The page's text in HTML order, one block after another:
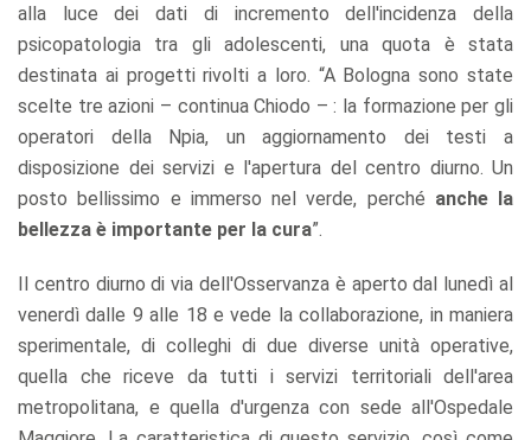
alla luce dei dati di incremento dell'incidenza della
psicopatologia tra gli adolescenti, una quota è stata
destinata ai progetti rivolti a loro. “A Bologna sono state
scelte tre azioni – continua Chiodo – : la formazione per gli
operatori della Npia, un aggiornamento dei testi a
disposizione dei servizi e l'apertura del centro diurno. Un
posto bellissimo e immerso nel verde, perché anche la
bellezza è importante per la cura”.
Il centro diurno di via dell'Osservanza è aperto dal lunedì al
venerdì dalle 9 alle 18 e vede la collaborazione, in maniera
sperimentale, di colleghi di due diverse unità operative,
quella che riceve da tutti i servizi territoriali dell'area
metropolitana, e quella d'urgenza con sede all'Ospedale